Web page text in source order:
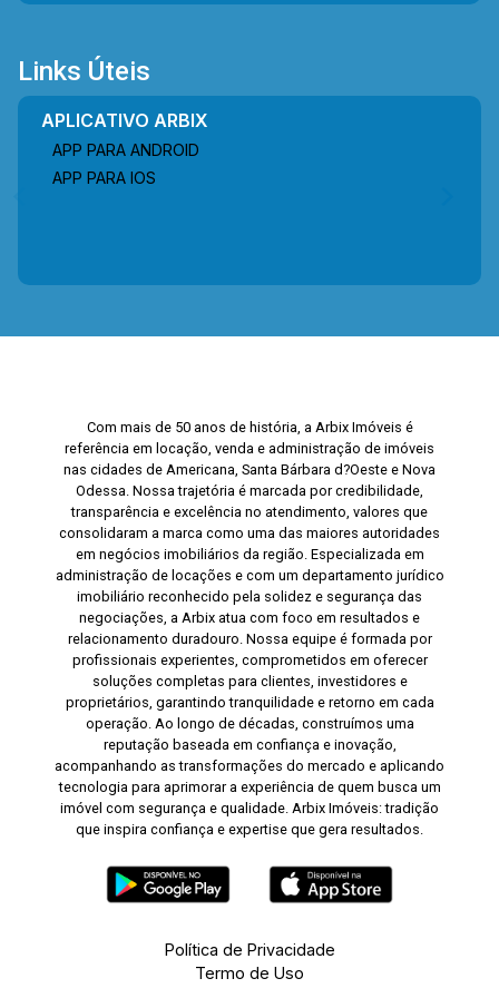
contato com a equipe da Arbix Imóveis e agende
4546 ARBIX IMÓVEIS - Presente em cada
Links Úteis
APLICATIVO ARBIX
APP PARA ANDROID
APP PARA IOS
Com mais de 50 anos de história, a Arbix Imóveis é
referência em locação, venda e administração de imóveis
nas cidades de Americana, Santa Bárbara d?Oeste e Nova
Odessa. Nossa trajetória é marcada por credibilidade,
transparência e excelência no atendimento, valores que
consolidaram a marca como uma das maiores autoridades
em negócios imobiliários da região. Especializada em
administração de locações e com um departamento jurídico
imobiliário reconhecido pela solidez e segurança das
negociações, a Arbix atua com foco em resultados e
relacionamento duradouro. Nossa equipe é formada por
profissionais experientes, comprometidos em oferecer
soluções completas para clientes, investidores e
proprietários, garantindo tranquilidade e retorno em cada
operação. Ao longo de décadas, construímos uma
reputação baseada em confiança e inovação,
acompanhando as transformações do mercado e aplicando
tecnologia para aprimorar a experiência de quem busca um
imóvel com segurança e qualidade. Arbix Imóveis: tradição
que inspira confiança e expertise que gera resultados.
Política de Privacidade
Termo de Uso